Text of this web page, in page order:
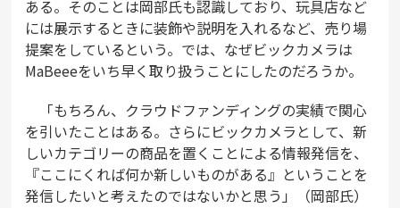
ある。そのことは岡部氏も認識しており、玩具店など
には展示するときに装飾や説明を入れるなど、売り場
提案をしているという。では、なぜビックカメラは
MaBeeeをいち早く取り扱うことにしたのだろうか。
「もちろん、クラウドファンディングの実績で関心
を引いたことはある。さらにビックカメラとして、新
しいカテゴリーの商品を置くことによる情報発信を、
『ここにくれば何か新しいものがある』ということを
発信したいと考えたのではないかと思う」（岡部氏）